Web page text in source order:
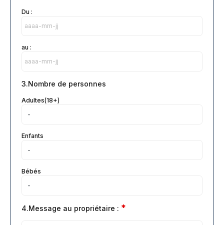
Du :
au :
3.Nombre de personnes
Adultes(18+)
Enfants
Bébés
4.Message au propriétaire : *